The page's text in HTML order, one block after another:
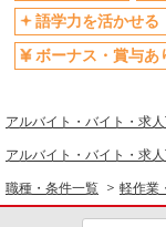
社員登用あり
語学力を活かせる
ボーナス・賞与あ
アルバイト・バイト・求
アルバイト・バイト・求
職種・条件一覧 軽作業